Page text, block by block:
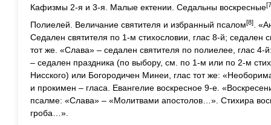
Кафизмы 2-я и 3-я. Малые ектении. Седальны воскресные
Полиелей. Величание святителя и избранный псалом[8]
.
Седален святителя по 1-м стихословии, глас 8-й; седален
тот же. «Слава» – седален святителя по полиелее, глас
– седален праздника (по выбору, см. по 1-м или по 2-м
Нисского) или Богородичен Минеи, глас тот же:
и прокимен – гласа. Евангелие воскресное 9-е.
псалме: «Слава» – «Молитвами апостолов…». Стихира
гроба…».